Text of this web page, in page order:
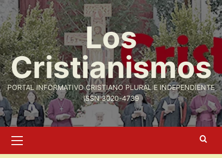
Saltar
al
contenido
Los
Cristianismos
PORTAL INFORMATIVO CRISTIANO PLURAL E INDEPENDIENTE
ISSN 3020-4739
primario